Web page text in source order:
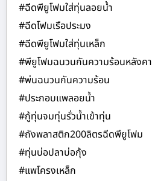
#ฉีดพียูโฟมใส่ทุ่นลอยน้ำ
#ฉีดโฟมเรือประมง
#ฉีดพียูโฟมใส่ทุ่นเหล็ก
#พียูโฟมฉนวนกันความร้อนหลังคา
#พ่นฉนวนกันความร้อน
#ประกอบแพลอยน้ำ
#กู้ทุ่นจมทุ่นรั่วน้ำเข้าทุ่น
#ถังพลาสติก200ลิตรฉีดพียูโฟม
#ทุ่นบ่อปลาบ่อกุ้ง
#แพโครงเหล็ก